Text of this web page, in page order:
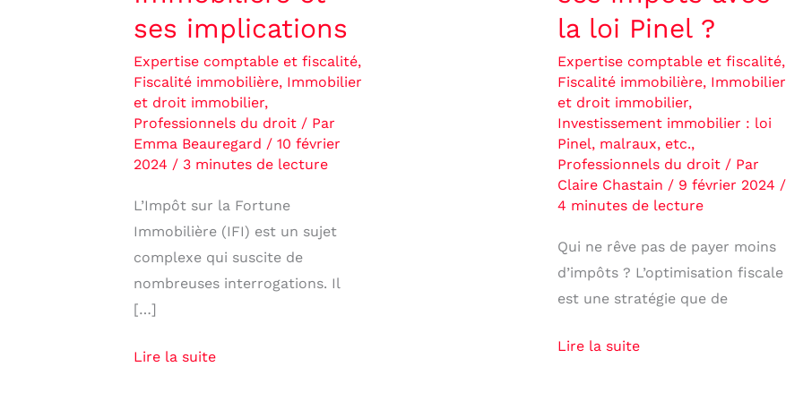
ses implications
Expertise comptable et fiscalité,
Fiscalité immobilière, Immobilier
et droit immobilier,
Professionnels du droit/ Par
Emma Beauregard / 10 février
2024 / 3 minutes de lecture
L’Impôt sur la Fortune
Immobilière (IFI) est un sujet
complexe qui suscite de
nombreuses interrogations. Il
[…]
Lire la suite
la loi Pinel ?
Expertise comptable et fiscalité,
Fiscalité immobilière, Immobilier
et droit immobilier,
Investissement immobilier : loi
Pinel, malraux, etc.,
Professionnels du droit / Par
Claire Chastain / 9 février 2024 /
4 minutes de lecture
Qui ne rêve pas de payer moins
d’impôts ? L’optimisation fiscale
est une stratégie que de
Lire la suite